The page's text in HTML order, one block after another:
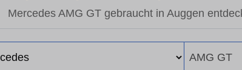
Mercedes AMG GT gebraucht in Auggen